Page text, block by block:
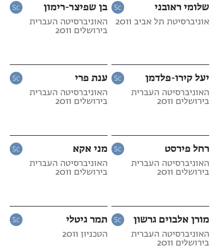
שלומי ראובני
אוניברסיטת תל אביב 2011
בן שפיצר-רימון
האוניברסיטה העברית
בירושלים 2011
יעל קירו-פלדמן
האוניברסיטה העברית
בירושלים 2011
ענת פרי
האוניברסיטה העברית
בירושלים 2011
רחל פירסט
האוניברסיטה העברית
בירושלים 2011
מני אקא
האוניברסיטה העברית
בירושלים 2011
מורן אלבוים גרשון
האוניברסיטה העברית
בירושלים 2011
תמר גיטלי
הטכניון 2011